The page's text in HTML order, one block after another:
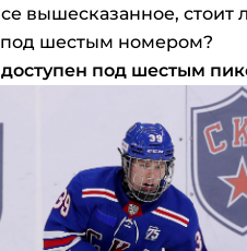
вышесказанное, стоит
шестым номером?
под шестым